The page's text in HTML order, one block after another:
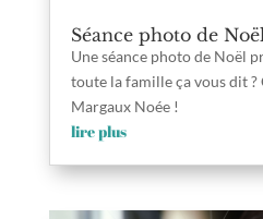
Séance photo de
Une séance photo de Noël
toute la famille ça vous dit ?
Margaux Noée !
lire plus